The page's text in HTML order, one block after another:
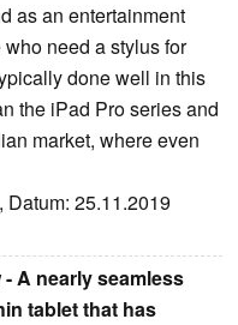
as an entertainment
need a stylus for
done well in this
the iPad Pro series and
market, where even
25.11.2019
A nearly seamless
tablet that has